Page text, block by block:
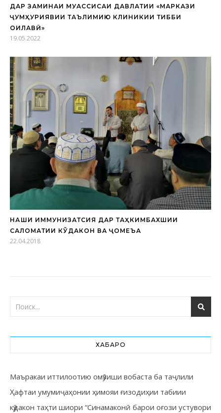
ДАР ЗАМИНАИ МУАССИСАИ ДАВЛАТИИ «МАРКАЗИ
ҶУМҲУРИЯВИИ ТАЪЛИМИЮ КЛИНИКИИ ТИББИ
ОИЛАВӢ»
19.05.2022
НАҚШИ ИММУНИЗАТСИЯ ДАР ТАҲКИМБАХШИИ
САЛОМАТИИ КЎДАКОН ВА ҶОМЕЪА
22.04.2018
ХАБАРҲО
Маъракаи иттилоотию омӯзиши вобаста ба таҷлили
Ҳафтаи умумиҷаҳонии ҳимояи ғизодиҳии табиии
кӯдакон таҳти шиори “Синамаконӣ барои оғози устувори